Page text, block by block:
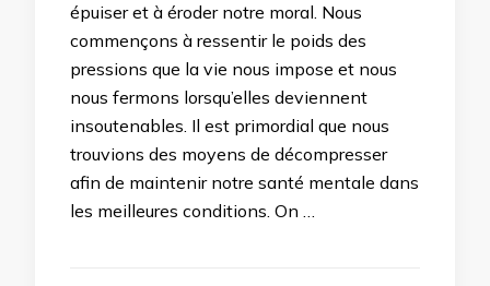
épuiser et à éroder notre moral. Nous
commençons à ressentir le poids des
pressions que la vie nous impose et nous
nous fermons lorsqu’elles deviennent
insoutenables. Il est primordial que nous
trouvions des moyens de décompresser
afin de maintenir notre santé mentale dans
les meilleures conditions. On …